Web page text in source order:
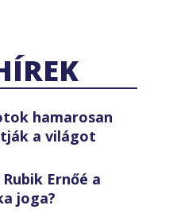
hamarosan
a világot
Ernőé a
joga?